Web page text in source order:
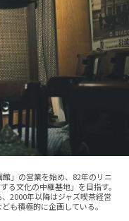
」の営業を始め、82年のリニ
る文化の中継基地」を目指す。
2000年以降はジャズ喫茶経営
も積極的に企画している。